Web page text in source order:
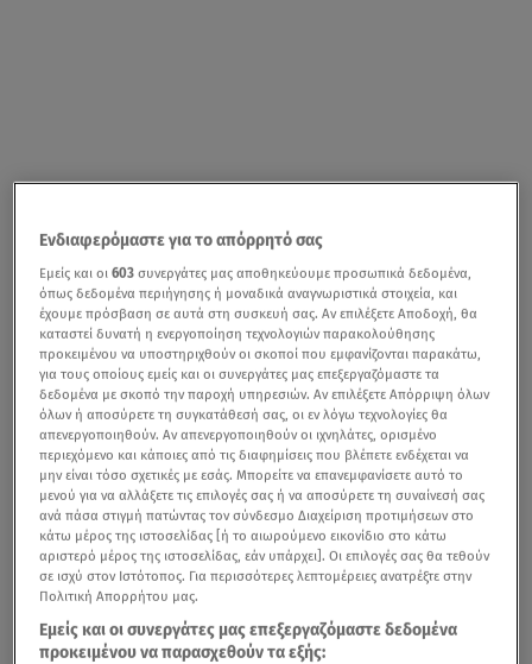
Ενδιαφερόμαστε για το απόρρητό σας
Εμείς και οι603 συνεργάτες μας αποθηκεύουμε προσωπικά δεδομένα,
όπως δεδομένα περιήγησης ή μοναδικά αναγνωριστικά στοιχεία, και
έχουμε πρόσβαση σε αυτά στη συσκευή σας. Αν επιλέξετε Αποδοχή, θα
καταστεί δυνατή η ενεργοποίηση τεχνολογιών παρακολούθησης
προκειμένου να υποστηριχθούν οι σκοποί που εμφανίζονται παρακάτω,
για τους οποίους εμείς και οι συνεργάτες μας επεξεργαζόμαστε τα
δεδομένα με σκοπό την παροχή υπηρεσιών. Αν επιλέξετε Απόρριψη όλων
όλων ή αποσύρετε τη συγκατάθεσή σας, οι εν λόγω τεχνολογίες θα
απενεργοποιηθούν. Αν απενεργοποιηθούν οι ιχνηλάτες, ορισμένο
περιεχόμενο και κάποιες από τις διαφημίσεις που βλέπετε ενδέχεται να
μην είναι τόσο σχετικές με εσάς. Μπορείτε να επανεμφανίσετε αυτό το
μενού για να αλλάξετε τις επιλογές σας ή να αποσύρετε τη συναίνεσή σας
ανά πάσα στιγμή πατώντας τον σύνδεσμο Διαχείριση προτιμήσεων στο
κάτω μέρος της ιστοσελίδας [ή το αιωρούμενο εικονίδιο στο κάτω
αριστερό μέρος της ιστοσελίδας, εάν υπάρχει]. Οι επιλογές σας θα τεθούν
σε ισχύ στον Ιστότοπος. Για περισσότερες λεπτομέρειες ανατρέξτε στην
Πολιτική Απορρήτου μας.
Εμείς και οι συνεργάτες μας επεξεργαζόμαστε δεδομένα
προκειμένου να παρασχεθούν τα εξής: